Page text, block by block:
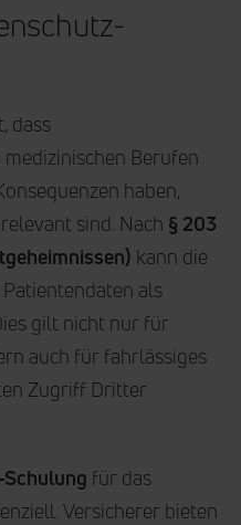
dass
Berufen
haben,
sind. Nach § 203
kann die
als
gilt nicht nur für
auch für fahrlässiges
Zugriff Dritter
für das
Versicherer bieten